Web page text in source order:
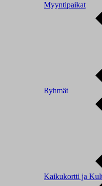
Myyntipaikat
Ryhmät
Kaikukortti ja